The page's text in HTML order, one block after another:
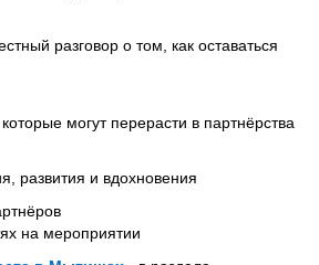
разговор о том, как оставаться
могут перерасти в партнёрства
развития и вдохновения
на мероприятии